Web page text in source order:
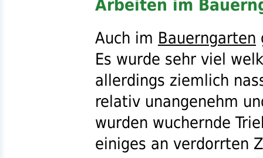
Arbeiten im
Auch im Bauerngarten
Es wurde sehr viel
allerdings ziemlich
relativ unangenehm
wurden wuchernde
einiges an verdorrten